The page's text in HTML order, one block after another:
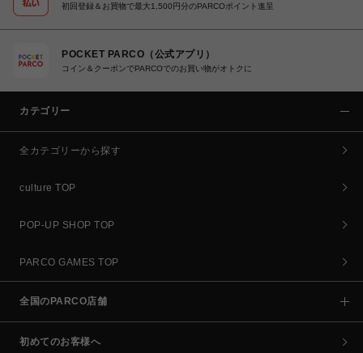
初回登録＆お買物で最大1,500円分のPARCOポイント進呈
POCKET PARCO（公式アプリ）
コイン＆クーポンでPARCOでのお買い物がオトクに
カテゴリー
全カテゴリーから探す
culture TOP
POP-UP SHOP TOP
PARCO GAMES TOP
全国のPARCO店舗
初めてのお客様へ